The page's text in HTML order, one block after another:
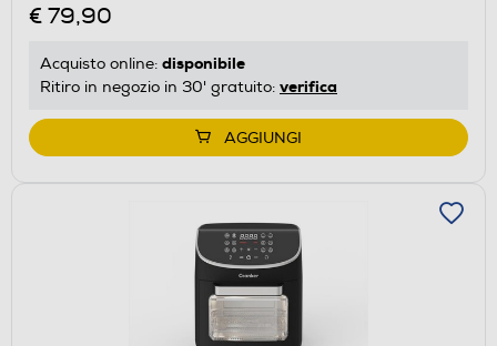
€ 79,90
Acquisto online: disponibile
Ritiro in negozio in 30' gratuito: verifica
AGGIUNGI